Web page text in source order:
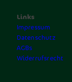
Links
Impressum
Datenschutz
AGBs
Widerrufsrecht